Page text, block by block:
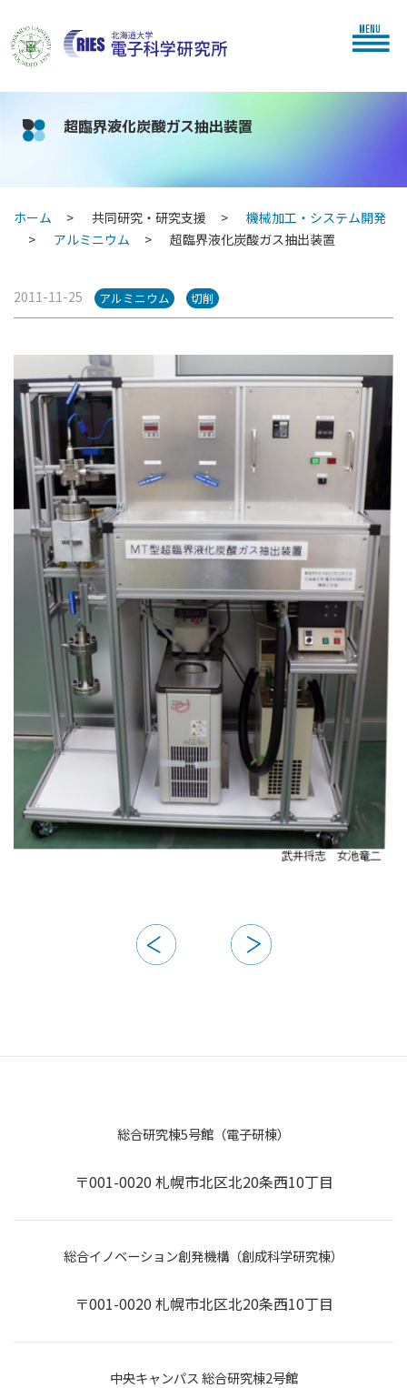
MENU
超臨界液化炭酸ガス抽出装置
ホーム 共同研究・研究支援
機械加工・システム開発
アルミニウム
超臨界液化炭酸ガス抽出装置
2011-11-25 アルミニウム 切削
総合研究棟5号館（電子研棟）
〒001-0020 札幌市北区北20条西10丁目
総合イノベーション創発機構（創成科学研究棟）
〒001-0020 札幌市北区北20条西10丁目
中央キャンパス 総合研究棟2号館